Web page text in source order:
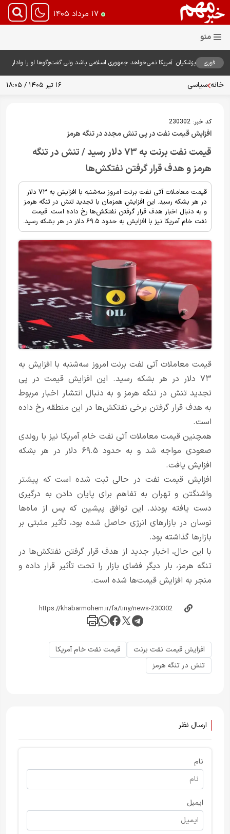
۱۷ مرداد ۱۴۰۵
فوری
پزشکیان: آمریکا نمی‌خواهد جمهوری اسلامی باشد ولی گفت‌وگوها او را وادار
خانه سیاسی ۱۶ تیر ۱۴۰۵ / ۱۸:۰۵
کد خبر: 230302
افزایش قیمت نفت در پی تنش مجدد در تنگه هرمز
قیمت نفت برنت به ۷۳ دلار رسید / تنش در تنگه
هرمز و هدف قرار گرفتن نفتکش‌ها
قیمت معاملات آتی نفت برنت امروز سه‌شنبه با افزایش به ۷۳ دلار
در هر بشکه رسید. این افزایش همزمان با تجدید تنش در تنگه هرمز
و به دنبال اخبار هدف قرار گرفتن نفتکش‌ها رخ داده است. قیمت
نفت خام آمریکا نیز با افزایش به حدود ۶۹.۵ دلار در هر بشکه رسید.
قیمت معاملات آتی نفت برنت امروز سه‌شنبه با افزایش به
۷۳ دلار در هر بشکه رسید. این افزایش قیمت در پی
تجدید تنش در تنگه هرمز و به دنبال انتشار اخبار مربوط
به هدف قرار گرفتن برخی نفتکش‌ها در این منطقه رخ داده
است.
همچنین قیمت معاملات آتی نفت خام آمریکا نیز با روندی
صعودی مواجه شد و به حدود ۶۹.۵ دلار در هر بشکه
افزایش یافت.
افزایش قیمت نفت در حالی ثبت شده است که پیشتر
واشنگتن و تهران به تفاهم برای پایان دادن به درگیری
دست یافته بودند. این توافق پیشین که پس از ماه‌ها
نوسان در بازارهای انرژی حاصل شده بود، تأثیر مثبتی بر
بازارها گذاشته بود.
با این حال، اخبار جدید از هدف قرار گرفتن نفتکش‌ها در
تنگه هرمز، بار دیگر فضای بازار را تحت تأثیر قرار داده و
منجر به افزایش قیمت‌ها شده است.
افزایش قیمت نفت برنت
قیمت نفت خام آمریکا
تنش در تنگه هرمز
ارسال نظر
نام
ایمیل